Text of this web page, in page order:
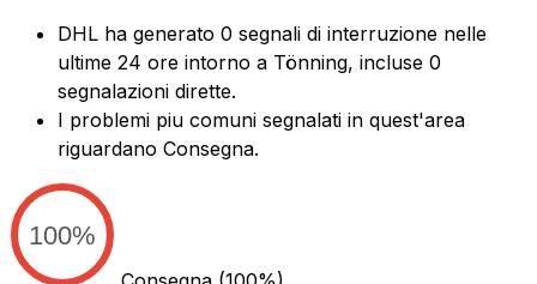
DHL ha generato 0 segnali di interruzione nelle
ultime 24 ore intorno a Tönning, incluse 0
segnalazioni dirette.
I problemi piu comuni segnalati in quest'area
riguardano Consegna.
100%